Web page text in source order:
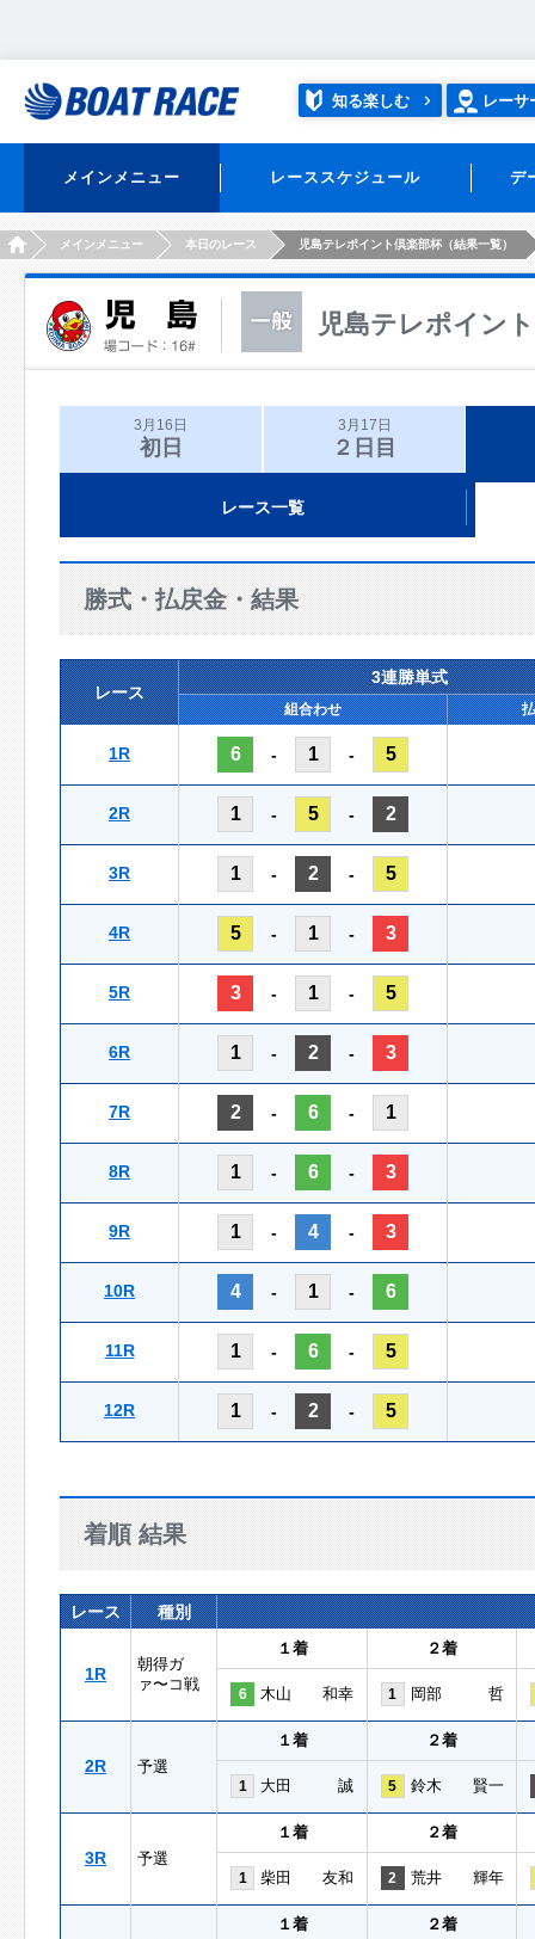
知る楽しむ レーサ
メインメニュー レーススケジュール デ
HOMEメインメニュー 本日のレース 児島テレポイント倶楽部杯（結果一覧）
児島テレポイン
3月16日
初日
3月17日
２日目
レース一覧
勝式・払戻金・結果
レース
3連勝単式
組合わせ
1R 6 - 1 - 5
2R 1 - 5 - 2
3R 1 - 2 - 5
4R 5 - 1 - 3
5R 3 - 1 - 5
6R 1 - 2 - 3
7R 2 - 6 - 1
8R 1 - 6 - 3
9R 1 - 4 - 3
10R 4 - 1 - 6
11R 1 - 6 - 5
12R 1 - 2 - 5
着順 結果
レース 種別
1R
朝得ガ
ァ〜コ戦
１着 ２着
6 木山 和幸 1 岡部 哲
2R 予選
１着 ２着
1 大田 誠 5 鈴木 賢一
3R 予選
１着 ２着
1 柴田 友和 2 荒井 輝年
１着 ２着